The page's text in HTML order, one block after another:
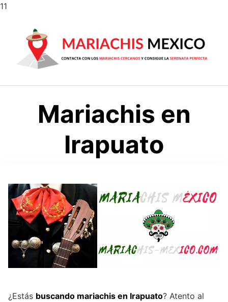
11
contenido
Mariachis en
Irapuato
¿Estás buscando mariachis en Irapuato? Atento al